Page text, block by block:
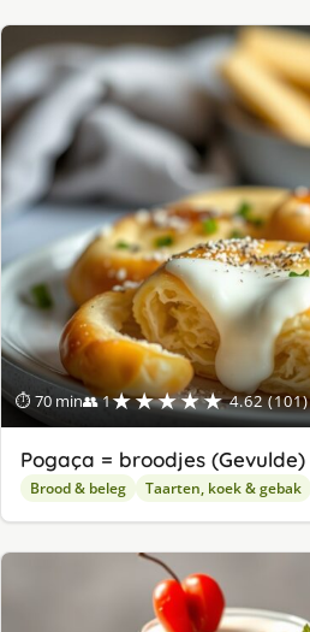
⏱ 70 min👥 1★★★★★ 4.62 (101)
Pogaça = broodjes (Gevulde)
Brood & beleg Taarten, koek & gebak